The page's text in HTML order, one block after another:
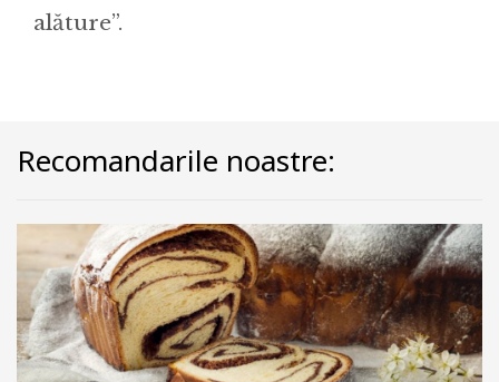
alăture”.
Recomandarile noastre: